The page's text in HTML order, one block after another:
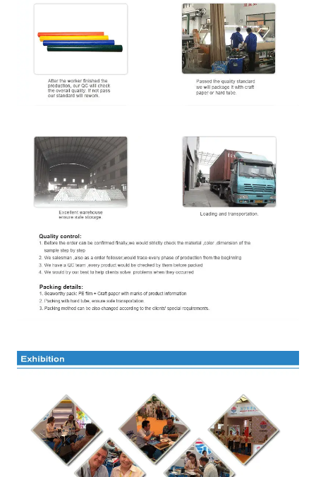
έντασης